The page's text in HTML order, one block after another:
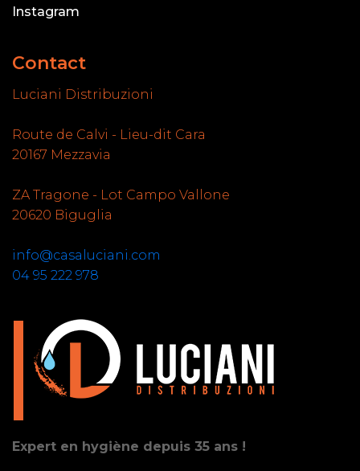
Expert en hygiène depuis 35 ans !
Instagram
Contact
Luciani Distribuzioni
Route de Calvi - Lieu-dit Cara
20167 Mezzavia
ZA Tragone - Lot Campo Vallone
20620 Biguglia
info@casaluciani.com
04 95 222 978